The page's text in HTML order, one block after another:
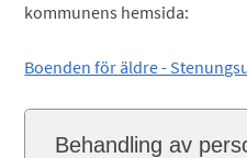
kommunens hemsida:
Boenden för äldre -
Behandling av